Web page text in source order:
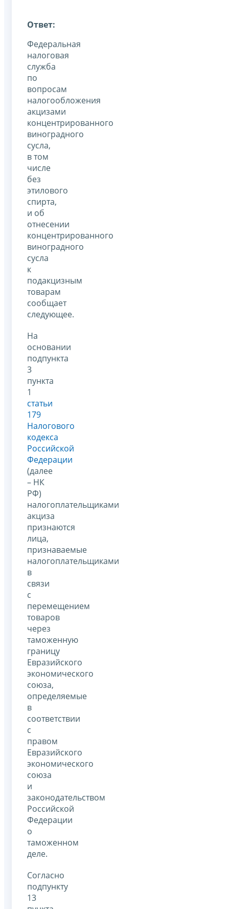
Ответ:
Федеральная
налоговая
служба
по
вопросам
налогообложения
акцизами
концентрированного
виноградного
сусла,
в том
числе
без
этилового
спирта,
и об
отнесении
концентрированного
виноградного
сусла
к
подакцизным
товарам
сообщает
следующее.
На
основании
подпункта
3
пункта
1
статьи
179
Налогового
кодекса
Российской
Федерации
(далее
– НК
РФ)
налогоплательщиками
акциза
признаются
лица,
признаваемые
налогоплательщиками
в
связи
с
перемещением
товаров
через
таможенную
границу
Евразийского
экономического
союза,
определяемые
в
соответствии
с
правом
Евразийского
экономического
союза
и
законодательством
Российской
Федерации
о
таможенном
деле.
Согласно
подпункту
13